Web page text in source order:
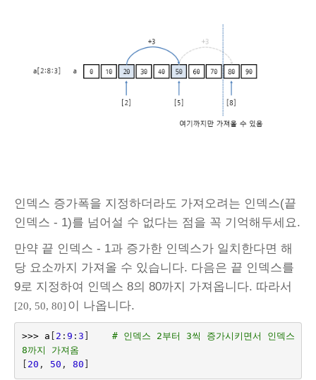
인덱스 증가폭을 지정하더라도 가져오려는 인덱스(끝
인덱스 - 1)를 넘어설 수 없다는 점을 꼭 기억해두세요.
만약 끝 인덱스 - 1과 증가한 인덱스가 일치한다면 해
당 요소까지 가져올 수 있습니다. 다음은 끝 인덱스를
9로 지정하여 인덱스 8의 80까지 가져옵니다. 따라서
[20, 50, 80] 이 나옵니다.
>>> a 2 : 9 : 3
# 인덱스 2부터 3씩 증가시키면서 인덱스
8까지 가져옴
20 , 50 , 80